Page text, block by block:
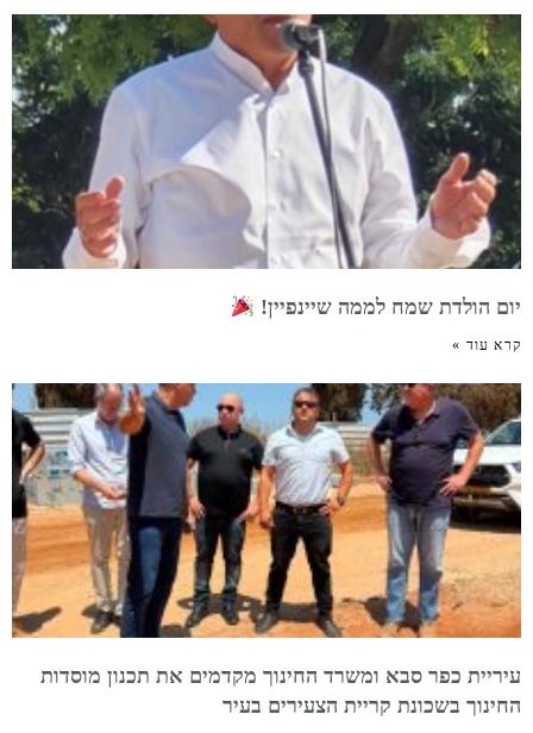
יום הולדת שמח לממה שיינפיין!
קרא עוד »
עיריית כפר סבא ומשרד החינוך מקדמים את תכנון מוסדות
החינוך בשכונת קריית הצעירים בעיר